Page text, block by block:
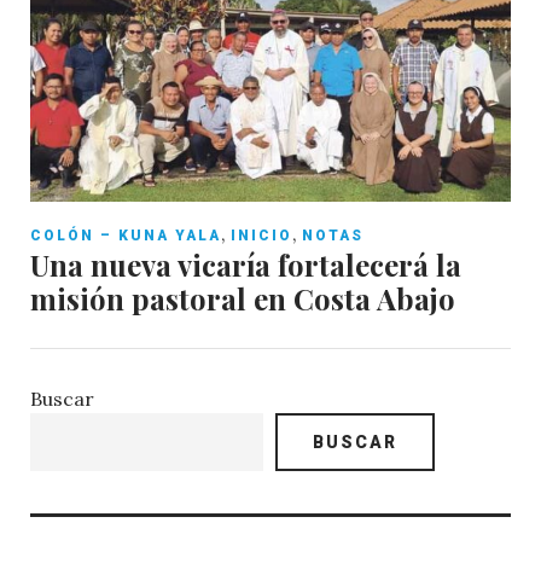
COLÓN – KUNA YALA, INICIO , NOTAS
Una nueva vicaría fortalecerá la
misión pastoral en Costa Abajo
Buscar
BUSCAR